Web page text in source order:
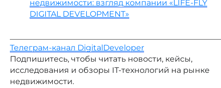
недвижимости: взгляд компании «LIFE-FLY
DIGITAL DEVELOPMENT»
Телеграм-канал DigitalDeveloper
Подпишитесь, чтобы читать новости, кейсы,
исследования и обзоры IT-технологий на рынке
недвижимости.